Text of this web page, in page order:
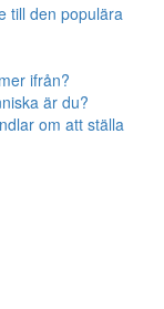
till den populära
ifrån?
är du?
om att ställa